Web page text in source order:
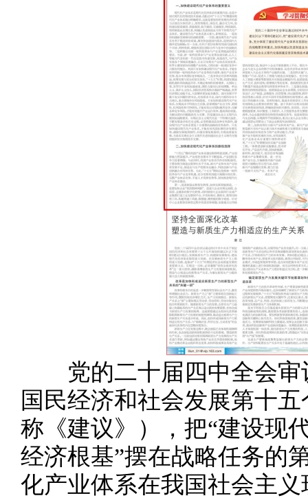
党的二十届四中全会审
国民经济和社会发展第十
称《建议》），把“建设现
经济根基”摆在战略任务的
化产业体系在我国社会主